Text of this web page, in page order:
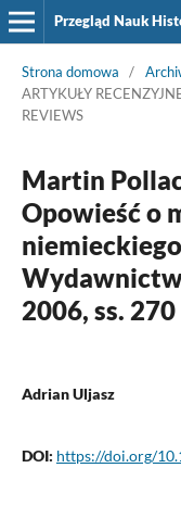
Przegląd Nauk
Strona domowa /
ARTYKUŁY
REVIEWS
Martin
Opowieść o
2006, ss. 270
Adrian Uljasz
DOI: https://doi.org/